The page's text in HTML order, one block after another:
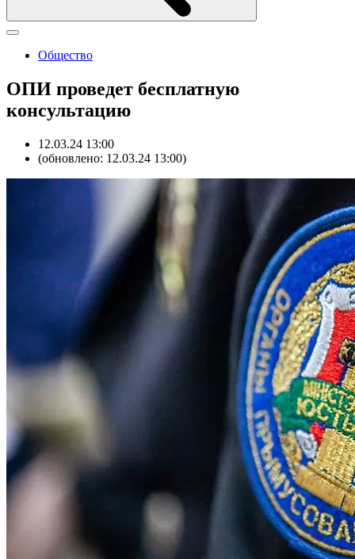
Общество
ОПИ проведет бесплатную
консультацию
12.03.24 13:00
(обновлено: 12.03.24 13:00)